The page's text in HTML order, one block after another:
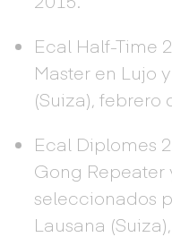
Ecal Half-Time
Master en Lujo
(Suiza), febrero
Ecal Diplomes
Gong Repeater
seleccionados
Lausana